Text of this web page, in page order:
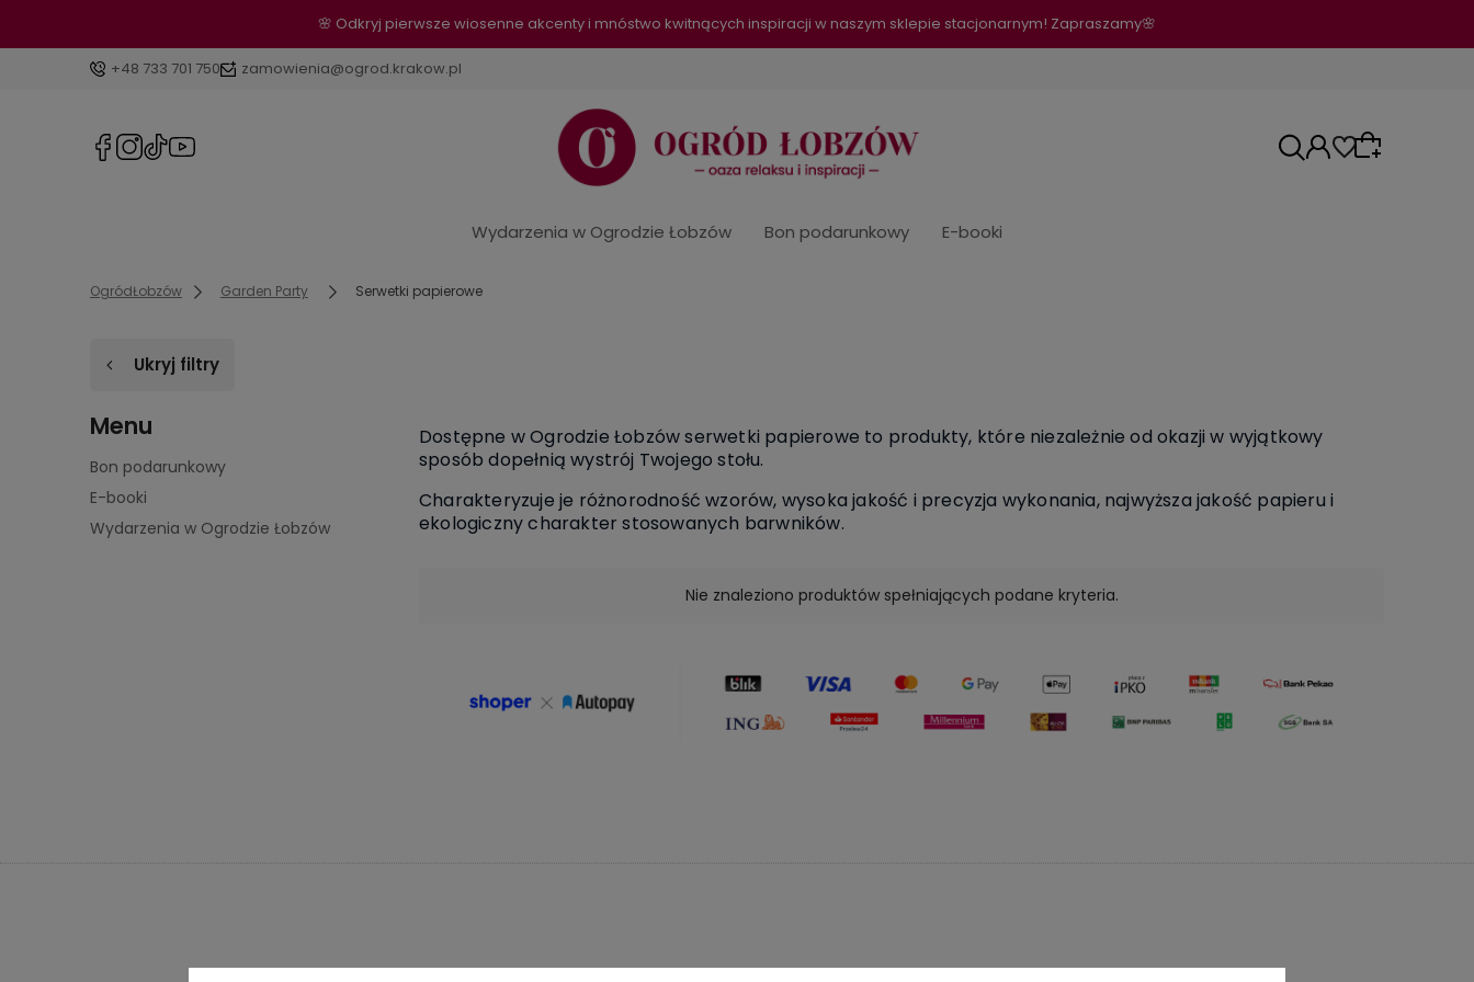
🌸 Odkryj pierwsze wiosenne akcenty i mnóstwo kwitnących inspiracji w naszym sklepie stacjonarnym! Zapraszamy🌸
+48 733 701 750 zamowienia@ogrod.krakow.pl
Wydarzenia w Ogrodzie Łobzów Bon podarunkowy E-booki
OgródŁobzów Garden Party Serwetki papierowe
Ukryj filtry
Menu
Bon podarunkowy
E-booki
Wydarzenia w Ogrodzie Łobzów
Dostępne w Ogrodzie Łobzów serwetki papierowe to produkty, które niezależnie od okazji w wyjątkowy
sposób dopełnią wystrój Twojego stołu.
Charakteryzuje je różnorodność wzorów, wysoka jakość i precyzja wykonania, najwyższa jakość papieru i
ekologiczny charakter stosowanych barwników.
Nie znaleziono produktów spełniających podane kryteria.